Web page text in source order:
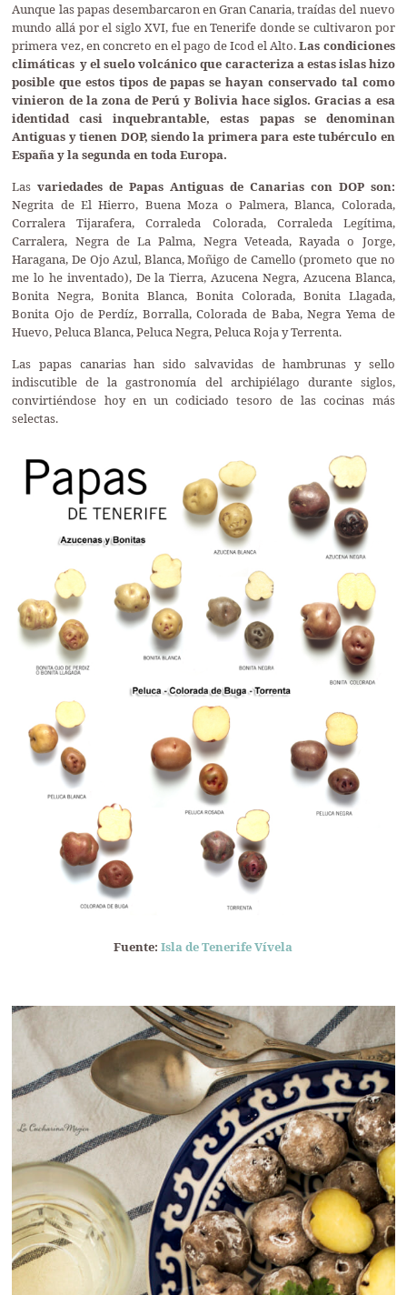
Aunque las papas desembarcaron en Gran Canaria, traídas del nuevo
mundo allá por el siglo XVI, fue en Tenerife donde se cultivaron por
primera vez, en concreto en elpago de Icod el Alto.Las condiciones
climáticas y el suelo volcánico que caracteriza a estas islas hizo
posible que estos tipos de papas se hayan conservado tal como
vinieron de la zona de Perú y Bolivia hace siglos. Gracias a esa
identidad casi inquebrantable, estas papas se denominan
Antiguas y tienen DOP, siendo la primera para este tubérculo en
España y la segunda en toda Europa.
Lasvariedades de Papas Antiguas de Canarias con DOP son:
Negrita de El Hierro, Buena Moza o Palmera, Blanca, Colorada,
Corralera Tijarafera, Corraleda Colorada, Corraleda Legítima,
Carralera, Negra de La Palma, Negra Veteada, Rayada o Jorge,
Haragana, De Ojo Azul, Blanca, Moñigo de Camello (prometo que no
me lo he inventado), De la Tierra, Azucena Negra, Azucena Blanca,
Bonita Negra, Bonita Blanca, Bonita Colorada, Bonita Llagada,
Bonita Ojo de Perdíz, Borralla, Colorada de Baba, Negra Yema de
Huevo, Peluca Blanca, Peluca Negra, Peluca Roja y Terrenta.
Las papas canarias han sido salvavidas de hambrunas y sello
indiscutible de la gastronomía del archipiélago durante siglos,
convirtiéndose hoy en un codiciado tesoro de las cocinas más
selectas.
Fuente: Isla de Tenerife Vívela